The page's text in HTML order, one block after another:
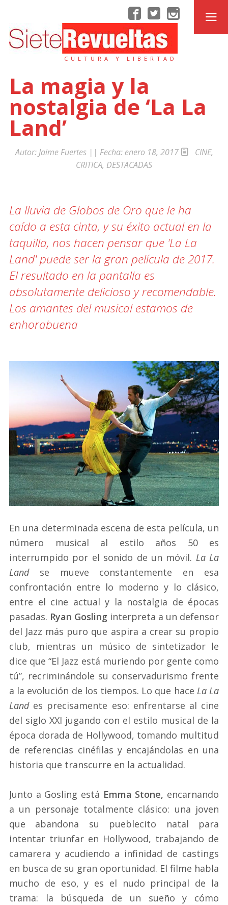
CULTURA Y LIBERTAD
La magia y la
nostalgia de ‘La La
Land’
Autor: Jaime Fuertes || Fecha: enero 18, 2017 CINE,
CRITICA, DESTACADAS
La lluvia de Globos de Oro que le ha
caído a esta cinta, y su éxito actual en la
taquilla, nos hacen pensar que 'La La
Land' puede ser la gran película de 2017.
El resultado en la pantalla es
absolutamente delicioso y recomendable.
Los amantes del musical estamos de
enhorabuena
En una determinada escena de esta película, un
número musical al estilo años 50 es
interrumpido por el sonido de un móvil. La La
Landse mueve constantemente en esa
confrontación entre lo moderno y lo clásico,
entre el cine actual y la nostalgia de épocas
pasadas. Ryan Gosling interpreta a un defensor
del Jazz más puro que aspira a crear su propio
club, mientras un músico de sintetizador le
dice que “El Jazz está muriendo por gente como
tú”, recriminándole su conservadurismo frente
a la evolución de los tiempos. Lo que hace La La
Landes precisamente eso: enfrentarse al cine
del siglo XXI jugando con el estilo musical de la
época dorada de Hollywood, tomando multitud
de referencias cinéfilas y encajándolas en una
historia que transcurre en la actualidad.
Junto a Gosling está Emma Stone, encarnando
a un personaje totalmente clásico: una joven
que abandona su pueblecito natal para
intentar triunfar en Hollywood, trabajando de
camarera y acudiendo a infinidad de castings
en busca de su gran oportunidad. El filme habla
mucho de eso, y es el nudo principal de la
trama: la búsqueda de un sueño y cómo